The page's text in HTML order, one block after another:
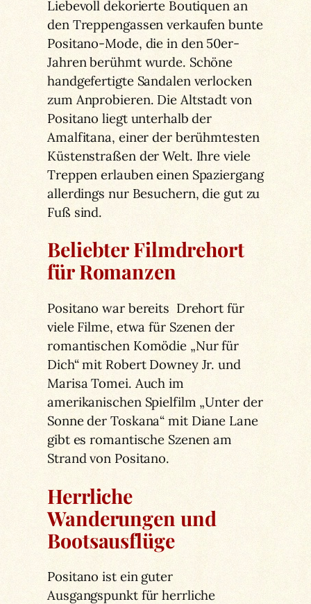
Liebevoll dekorierte Boutiquen an
den Treppengassen verkaufen bunte
Positano-Mode, die in den 50er-
Jahren berühmt wurde. Schöne
handgefertigte Sandalen verlocken
zum Anprobieren. Die Altstadt von
Positano liegt unterhalb der
Amalfitana, einer der berühmtesten
Küstenstraßen der Welt. Ihre viele
Treppen erlauben einen Spaziergang
allerdings nur Besuchern, die gut zu
Fuß sind.
Beliebter Filmdrehort
für Romanzen
Positano war bereits Drehort für
viele Filme, etwa für Szenen der
romantischen Komödie „Nur für
Dich“ mit Robert Downey Jr. und
Marisa Tomei. Auch im
amerikanischen Spielfilm „Unter der
Sonne der Toskana“ mit Diane Lane
gibt es romantische Szenen am
Strand von Positano.
Herrliche
Wanderungen und
Bootsausflüge
Positano ist ein guter
Ausgangspunkt für herrliche